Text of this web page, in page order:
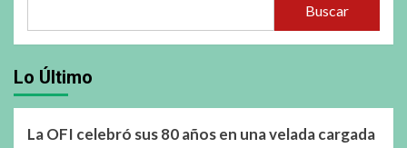
Buscar
Lo Último
La OFI celebró sus 80 años en una velada cargada